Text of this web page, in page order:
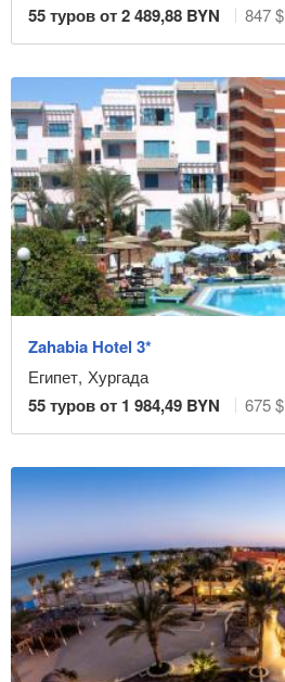
55туров от2 489,88 BYN 847 $
Zahabia Hotel 3*
Египет, Хургада
55туров от 1 984,49 BYN 675 $